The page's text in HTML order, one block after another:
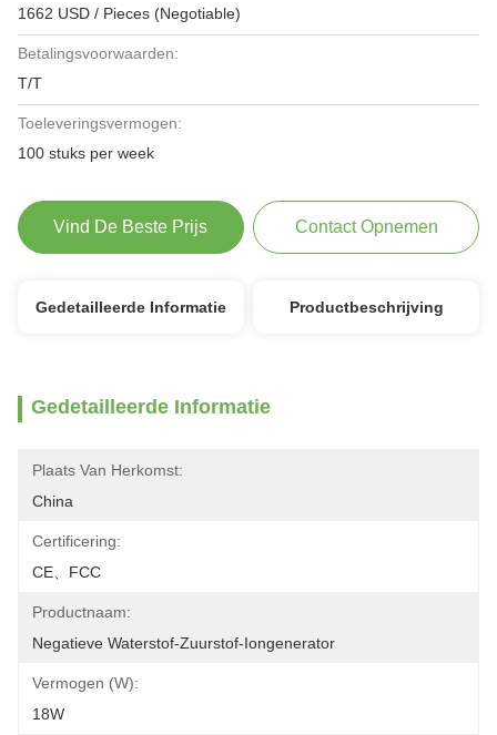
1662 USD / Pieces (Negotiable)
Betalingsvoorwaarden:
T/T
Toeleveringsvermogen:
100 stuks per week
Vind De Beste Prijs Contact Opnemen
Gedetailleerde Informatie Productbeschrijving
Gedetailleerde Informatie
Plaats Van Herkomst:
China
Certificering:
CE、FCC
Productnaam:
Negatieve Waterstof-Zuurstof-Iongenerator
Vermogen (W):
18W